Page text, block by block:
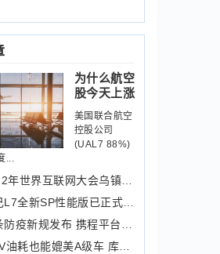
为什么航空
股今天上涨
美国联合航空
控股公司
(UAL7 88%)
...